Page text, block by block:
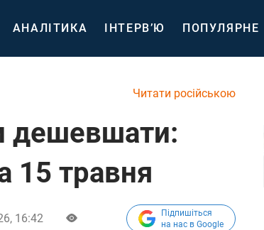
АНАЛІТИКА ІНТЕРВ’Ю ПОПУЛЯРНЕ
Читати російською
дешевшати:
15 травня
16:42
Підпишіться
на нас в Google